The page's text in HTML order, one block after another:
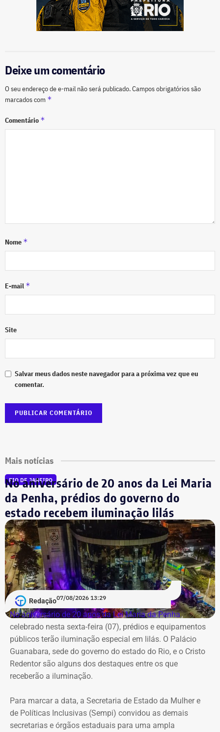
Deixe um comentário
O seu endereço de e-mail não será publicado.Campos obrigatórios são
marcados com *
Comentário *
Nome *
E-mail *
Site
Salvar meus dados neste navegador para a próxima vez que eu
comentar.
Mais notícias
RIO DE JANEIRO
No aniversário de 20 anos da Lei Maria
da Penha, prédios do governo do
estado recebem iluminação lilás
Redação07/08/2026 13:29
No aniversário de 20 anos da Lei Maria da Penha,
celebrado nesta sexta-feira (07), prédios e equipamentos
públicos terão iluminação especial em lilás. O Palácio
Guanabara, sede do governo do estado do Rio, e o Cristo
Redentor são alguns dos destaques entre os que
receberão a iluminação.
Para marcar a data, a Secretaria de Estado da Mulher e
de Políticas Inclusivas (Sempi) convidou as demais
secretarias e órgãos estaduais para uma ampla